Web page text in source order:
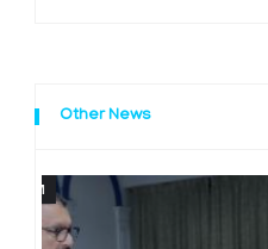
Other News
THIRUVANANTHAPURAM